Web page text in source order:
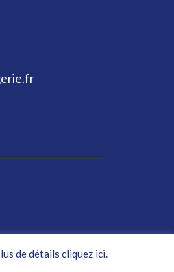
de détails cliquez ici.